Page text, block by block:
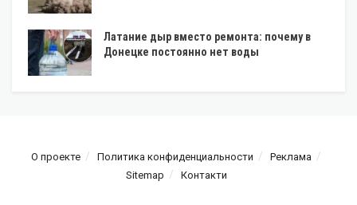
Латание дыр вместо ремонта: почему в
Донецке постоянно нет воды
О проекте Политика конфиденциальности
Реклама
Sitemap
Контакти